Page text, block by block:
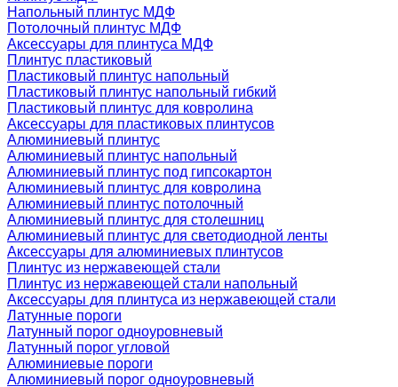
Напольный плинтус МДФ
Потолочный плинтус МДФ
Аксессуары для плинтуса МДФ
Плинтус пластиковый
Пластиковый плинтус напольный
Пластиковый плинтус напольный гибкий
Пластиковый плинтус для ковролина
Аксессуары для пластиковых плинтусов
Алюминиевый плинтус
Алюминиевый плинтус напольный
Алюминиевый плинтус под гипсокартон
Алюминиевый плинтус для ковролина
Алюминиевый плинтус потолочный
Алюминиевый плинтус для столешниц
Алюминиевый плинтус для светодиодной ленты
Аксессуары для алюминиевых плинтусов
Плинтус из нержавеющей стали
Плинтус из нержавеющей стали напольный
Аксессуары для плинтуса из нержавеющей стали
Латунные пороги
Латунный порог одноуровневый
Латунный порог угловой
Алюминиевые пороги
Алюминиевый порог одноуровневый